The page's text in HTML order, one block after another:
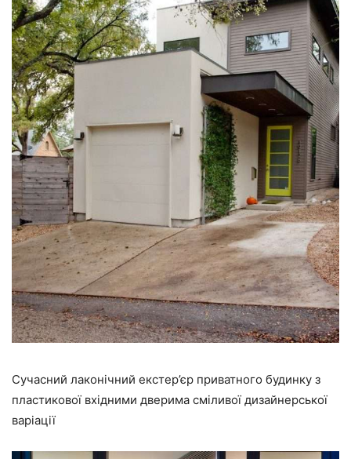
Сучасний лаконічний екстер’єр приватного будинку з
пластикової вхідними дверима сміливої дизайнерської
варіації